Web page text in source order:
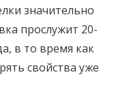
значительно
прослужит 20-
в то время как
свойства уже